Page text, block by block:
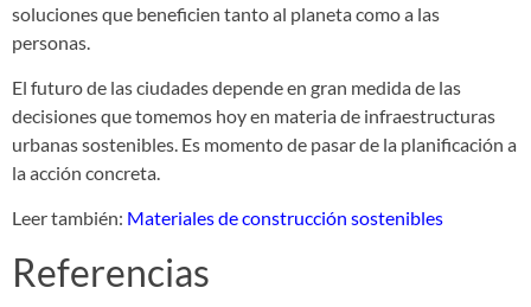
soluciones que beneficien tanto al planeta como a las
personas.
El futuro de las ciudades depende en gran medida de las
decisiones que tomemos hoy en materia de infraestructuras
urbanas sostenibles. Es momento de pasar de la planificación a
la acción concreta.
Leer también: Materiales de construcción sostenibles
Referencias